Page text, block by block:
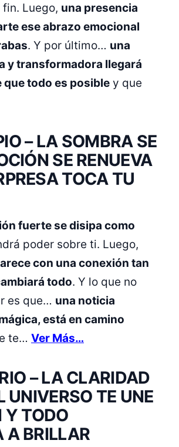
Luego, una presencia
ese abrazo emocional
. Y por último… una
y transformadora llegará
todo es posible y que
–LA SOMBRA SE
SE RENUEVA
TOCA TU
fuerte se disipa como
poder sobre ti. Luego,
con una conexión tan
todo. Y lo que no
es que… una noticia
está en camino
te… Ver Más…
–LA CLARIDAD
UNIVERSO TE UNE
Y TODO
A BRILLAR